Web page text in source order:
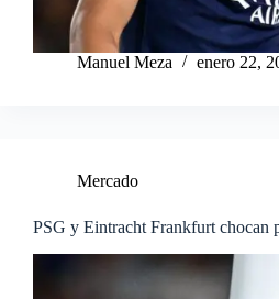
Manuel Meza enero 22,
Mercado
PSG y Eintracht Frankfurt chocan